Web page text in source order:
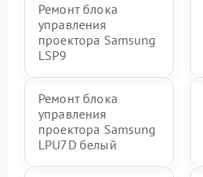
Ремонт блока
управления
проектора Samsung
LSP9
Ремонт блока
управления
проектора Samsung
LPU7D белый